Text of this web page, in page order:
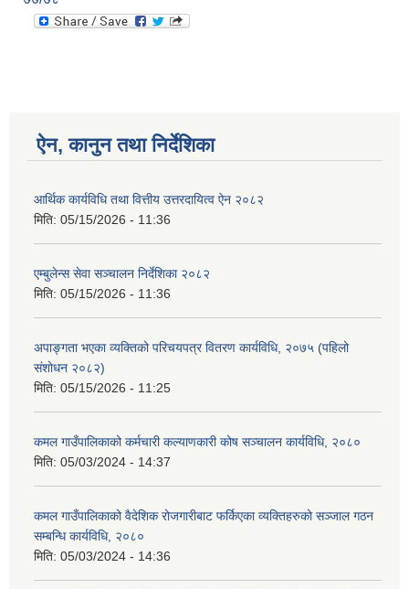
ऐन, कानुन तथा निर्देशिका
आर्थिक कार्यविधि तथा वित्तीय उत्तरदायित्व ऐन २०८२
मिति: 05/15/2026 - 11:36
एम्बुलेन्स सेवा सञ्चालन निर्देशिका २०८२
मिति: 05/15/2026 - 11:36
अपाङ्गता भएका व्यक्तिको परिचयपत्र वितरण कार्यविधि, २०७५ (पहिलो
संशोधन २०८२)
मिति: 05/15/2026 - 11:25
कमल गाउँपालिकाको कर्मचारी कल्याणकारी कोष सञ्चालन कार्यविधि, २०८०
मिति: 05/03/2024 - 14:37
कमल गाउँपालिकाको वैदेशिक रोजगारीबाट फर्किएका व्यक्तिहरुको सञ्जाल गठन
सम्बन्धि कार्यविधि, २०८०
मिति: 05/03/2024 - 14:36